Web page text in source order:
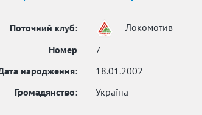
Поточний клуб:
Локомотив
Номер
7
народження:
18.01.2002
Громадянство:
Україна